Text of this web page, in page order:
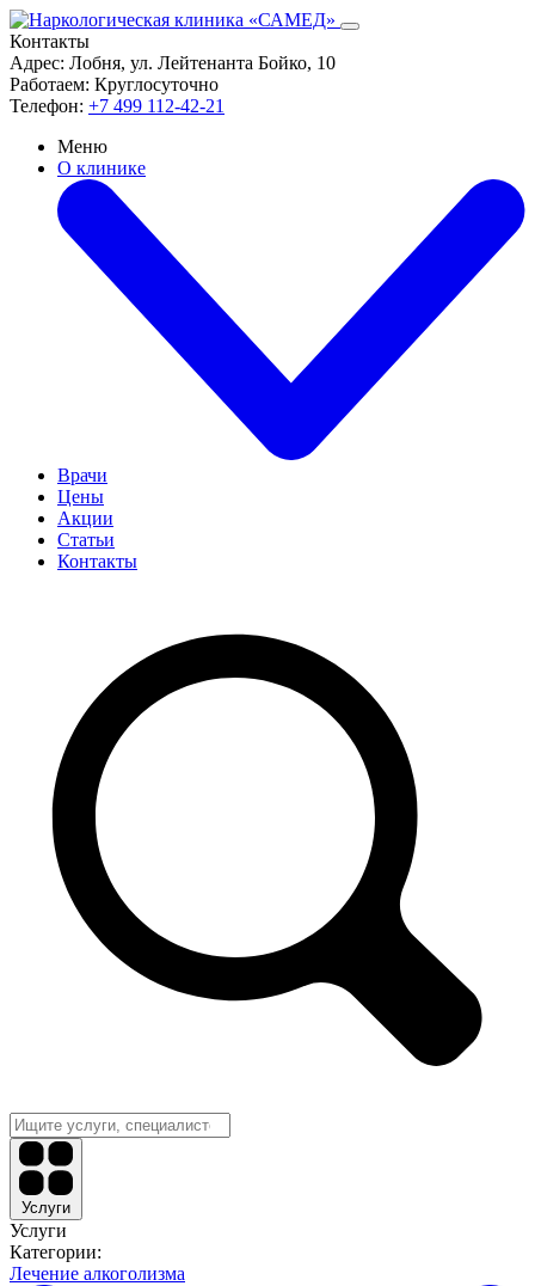
Контакты
Адрес: Лобня, ул. Лейтенанта Бойко, 10
Работаем: Круглосуточно
Телефон: +7 499 112-42-21
Меню
О клинике
Врачи
Цены
Акции
Статьи
Контакты
Услуги
Услуги
Категории:
Лечение алкоголизма